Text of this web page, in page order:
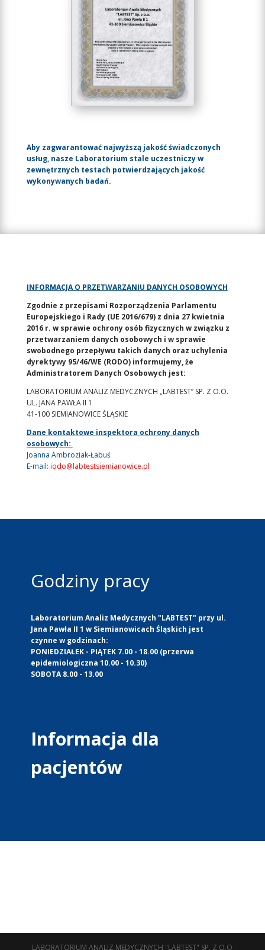
Aby zagwarantować najwyższą jakość świadczonych
usług, nasze Laboratorium stale uczestniczy w
zewnętrznych testach potwierdzających jakość
wykonywanych badań.
INFORMACJA O PRZETWARZANIU DANYCH OSOBOWYCH
Zgodnie z przepisami Rozporządzenia Parlamentu
Europejskiego i Rady (UE 2016/679) z dnia 27 kwietnia
2016 r. w sprawie ochrony osób fizycznych w związku z
przetwarzaniem danych osobowych i w sprawie
swobodnego przepływu takich danych oraz uchylenia
dyrektywy 95/46/WE (RODO) informujemy, że
Administratorem Danych Osobowych jest:
LABORATORIUM ANALIZ MEDYCZNYCH „LABTEST” SP. Z O.O.
UL. JANA PAWŁA II 1
41-100 SIEMIANOWICE ŚLĄSKIE
Dane kontaktowe inspektora ochrony danych
osobowych:
Joanna Ambroziak-Łabuś
E-mail: iodo@labtestsiemianowice.pl
Godziny pracy
Laboratorium Analiz Medycznych "LABTEST" przy ul.
Jana Pawła II 1 w Siemianowicach Śląskich jest
czynne w godzinach:
PONIEDZIAŁEK - PIĄTEK 7.00 - 18.00 (przerwa
epidemiologiczna 10.00 - 10.30)
SOBOTA 8.00 - 13.00
Informacja dla
pacjentów
LABORATORIUM ANALIZ MEDYCZNYCH "LABTEST" SP. Z O.O